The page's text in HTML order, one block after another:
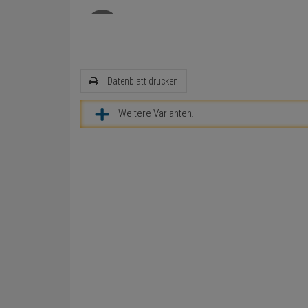
Datenblatt drucken
Weitere Varianten...